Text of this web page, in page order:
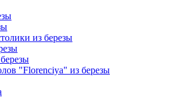
из березы
"Florenciya" из березы